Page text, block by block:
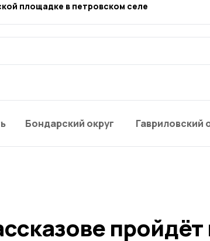
площадке в петровском селе
Бондарский округ Гавриловский
пройдёт